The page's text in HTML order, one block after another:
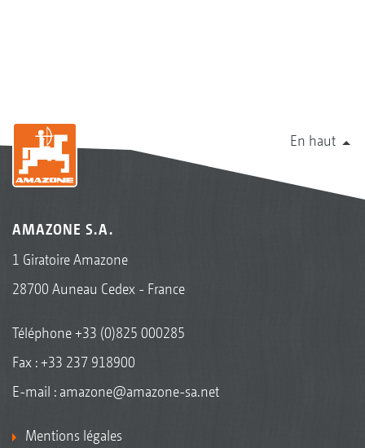
En haut
AMAZONE S.A.
1 Giratoire Amazone
28700 Auneau Cedex - France
Téléphone+33 (0)825 000285
Fax : +33 237 918900
E-mail : amazone@amazone-sa.net
Mentions légales